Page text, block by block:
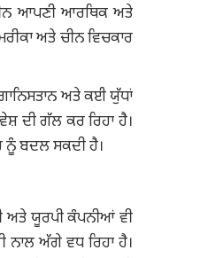
ਆਪਣੀ ਆਰਥਿਕ ਅਤੇ
ਅਤੇ ਚੀਨ ਵਿਚਕਾਰ
ਅਤੇ ਕਈ ਯੁੱਧਾਂ
ਦੀ ਗੱਲ ਕਰ ਰਿਹਾ ਹੈ।
ਨੂੰ ਬਦਲ ਸਕਦੀ ਹੈ।
ਅਤੇ ਯੂਰਪੀ ਕੰਪਨੀਆਂ ਵੀ
ਨਾਲ ਅੱਗੇ ਵਧ ਰਿਹਾ ਹੈ।